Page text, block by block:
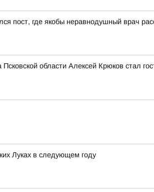
пост, где якобы неравнодушный врач
Псковской области Алексей Крюков стал
Луках в следующем году